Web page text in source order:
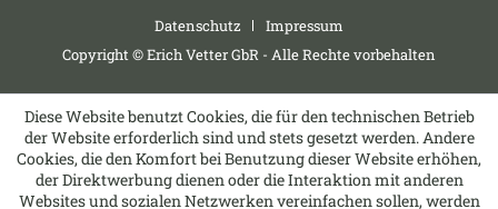
Datenschutz
Impressum
Copyright © Erich Vetter GbR - Alle Rechte vorbehalten
Diese Website benutzt Cookies, die für den technischen Betrieb
der Website erforderlich sind und stets gesetzt werden. Andere
Cookies, die den Komfort bei Benutzung dieser Website erhöhen,
der Direktwerbung dienen oder die Interaktion mit anderen
Websites und sozialen Netzwerken vereinfachen sollen, werden